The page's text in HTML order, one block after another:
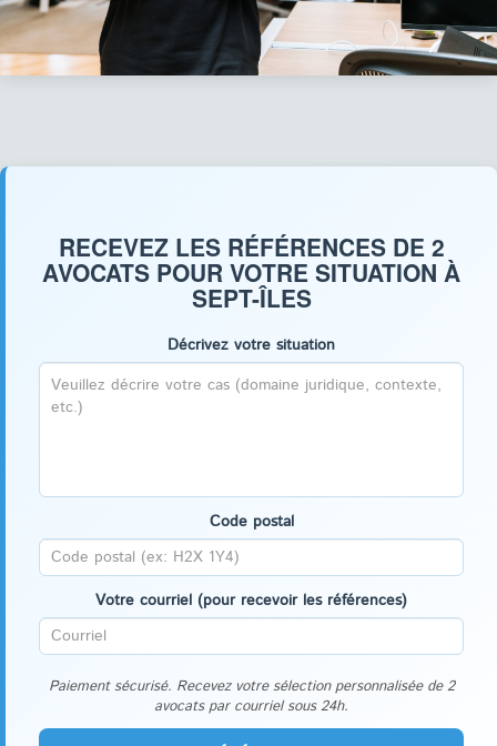
RECEVEZ LES RÉFÉRENCES DE 2
AVOCATS POUR VOTRE SITUATION À
SEPT-ÎLES
Décrivez votre situation
Code postal
Votre courriel (pour recevoir les références)
Paiement sécurisé. Recevez votre sélection personnalisée de 2
avocats par courriel sous 24h.